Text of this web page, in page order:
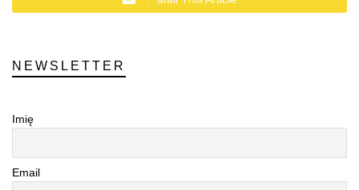
NEWSLETTER
Imię
Email